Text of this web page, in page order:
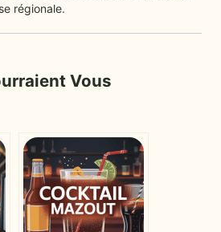
régionale.
Vous